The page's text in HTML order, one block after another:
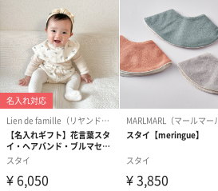
ゴールド（390円） ピンク（390円